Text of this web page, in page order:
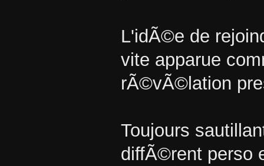
L'idÃ©e de
vite apparue
rÃ©vÃ©lation
Toujours
diffÃ©rent perso